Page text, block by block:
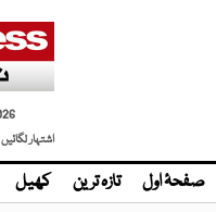
اشتہار لگائیں |
صفحۂ اول تازہ ترین کھیل